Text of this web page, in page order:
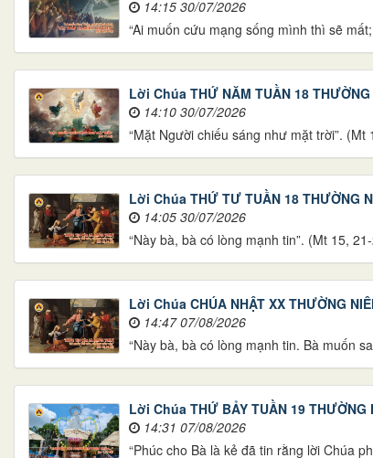
14:15 30/07/2026
“Ai muốn cứu mạng sống mình thì sẽ
Lời Chúa THỨ NĂM TUẦN 18 THƯỜNG
14:10 30/07/2026
“Mặt Người chiếu sáng như mặt trời”. (Mt
Lời Chúa THỨ TƯ TUẦN 18 THƯỜNG
14:05 30/07/2026
“Này bà, bà có lòng mạnh tin”. (Mt 15,
Lời Chúa CHÚA NHẬT XX THƯỜNG
14:47 07/08/2026
“Này bà, bà có lòng mạnh tin. Bà muốn
Lời Chúa THỨ BẢY TUẦN 19 THƯỜNG
14:31 07/08/2026
“Phúc cho Bà là kẻ đã tin rằng lời Chúa